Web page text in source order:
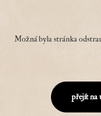
Možná byla stránka
přejít na